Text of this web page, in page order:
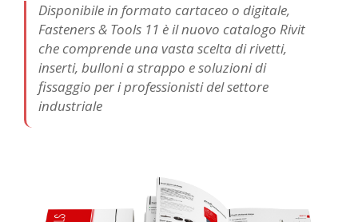
Disponibile in formato cartaceo o digitale,
Fasteners & Tools 11 è il nuovo catalogo Rivit
che comprende una vasta scelta di rivetti,
inserti, bulloni a strappo e soluzioni di
fissaggio per i professionisti del settore
industriale